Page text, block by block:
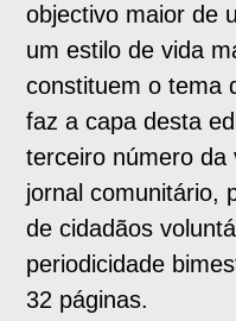
objectivo maior de
um estilo de vida
constituem o tema
faz a capa desta
terceiro número da
jornal comunitário,
de cidadãos
periodicidade
32 páginas.